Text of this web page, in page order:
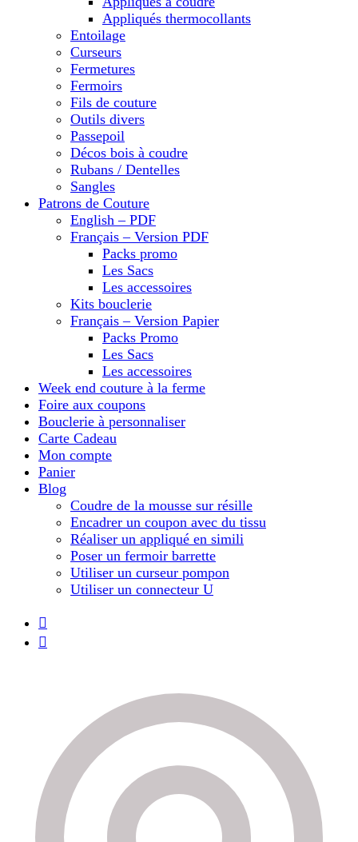
Appliqués thermocollants
Entoilage
Curseurs
Fermetures
Fermoirs
Fils de couture
Outils divers
Passepoil
Décos bois à coudre
Rubans / Dentelles
Sangles
Patrons de Couture
English – PDF
Français – Version PDF
Packs promo
Les Sacs
Les accessoires
Kits bouclerie
Français – Version Papier
Packs Promo
Les Sacs
Les accessoires
Week end couture à la ferme
Foire aux coupons
Bouclerie à personnaliser
Carte Cadeau
Mon compte
Panier
Blog
Coudre de la mousse sur résille
Encadrer un coupon avec du tissu
Réaliser un appliqué en simili
Poser un fermoir barrette
Utiliser un curseur pompon
Utiliser un connecteur U